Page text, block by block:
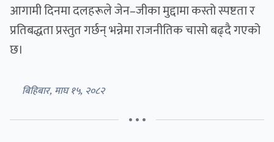
आगामी दिनमा दलहरूले जेन–जीका मुद्दामा कस्तो स्पष्टता र
प्रतिबद्धता प्रस्तुत गर्छन् भन्नेमा राजनीतिक चासो बढ्दै गएको
छ।
बिहिबार, माघ १५, २०८२
• • •